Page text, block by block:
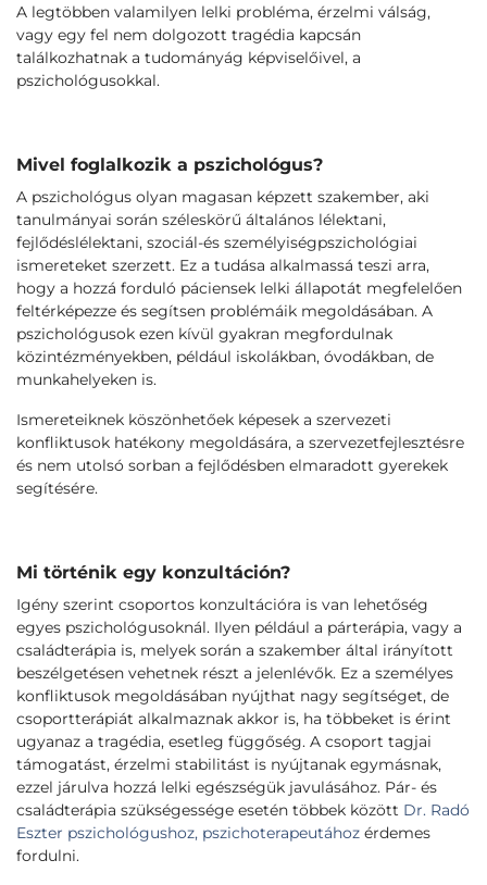
A legtöbben valamilyen lelki probléma, érzelmi válság,
vagy egy fel nem dolgozott tragédia kapcsán
találkozhatnak a tudományág képviselőivel, a
pszichológusokkal.
Mivel foglalkozik a pszichológus?
A pszichológus olyan magasan képzett szakember, aki
tanulmányai során széleskörű általános lélektani,
fejlődéslélektani, szociál-és személyiségpszichológiai
ismereteket szerzett. Ez a tudása alkalmassá teszi arra,
hogy a hozzá forduló páciensek lelki állapotát megfelelően
feltérképezze és segítsen problémáik megoldásában. A
pszichológusok ezen kívül gyakran megfordulnak
közintézményekben, például iskolákban, óvodákban, de
munkahelyeken is.
Ismereteiknek köszönhetőek képesek a szervezeti
konfliktusok hatékony megoldására, a szervezetfejlesztésre
és nem utolsó sorban a fejlődésben elmaradott gyerekek
segítésére.
Mi történik egy konzultáción?
Igény szerint csoportos konzultációra is van lehetőség
egyes pszichológusoknál. Ilyen például a párterápia, vagy a
családterápia is, melyek során a szakember által irányított
beszélgetésen vehetnek részt a jelenlévők. Ez a személyes
konfliktusok megoldásában nyújthat nagy segítséget, de
csoportterápiát alkalmaznak akkor is, ha többeket is érint
ugyanaz a tragédia, esetleg függőség. A csoport tagjai
támogatást, érzelmi stabilitást is nyújtanak egymásnak,
ezzel járulva hozzá lelki egészségük javulásához. Pár- és
családterápia szükségessége esetén többek között Dr. Radó
Eszter pszichológushoz, pszichoterapeutához érdemes
fordulni.